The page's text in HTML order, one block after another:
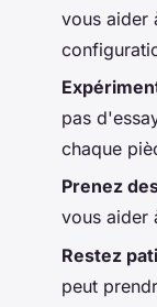
vous aider
pas
chaque
Prenez
vous aider
Restez
peut